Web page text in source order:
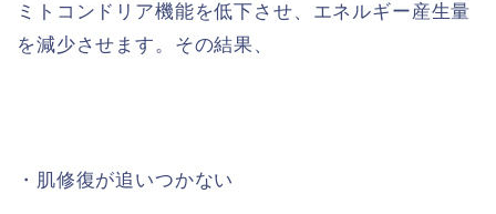
ミトコンドリア機能を低下させ、エネルギー産生量
を減少させます。その結果、
・肌修復が追いつかない